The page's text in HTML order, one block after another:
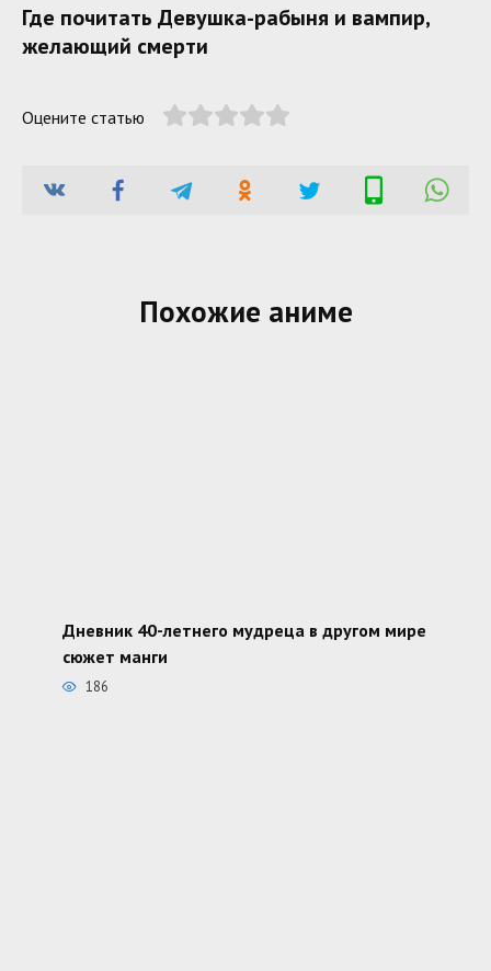
Где почитать Девушка-рабыня и вампир,
желающий смерти
Оцените статью
Похожие аниме
Дневник 40-летнего мудреца в другом мире
сюжет манги
186